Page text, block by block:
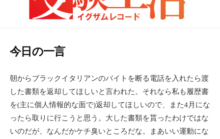
今日の一言
朝からブラックイタリアンのバイトを断る電話を入れたら渡
した書類を返却してほしいと言われた。それなら私も履歴書
を(主に個人情報的な面で)返却してほしいので、また4月にな
ったら取りに行こうと思う。大した書類を貰ったわけではな
いのだが、なんだかケチ臭いところだな。まあいい運動にな